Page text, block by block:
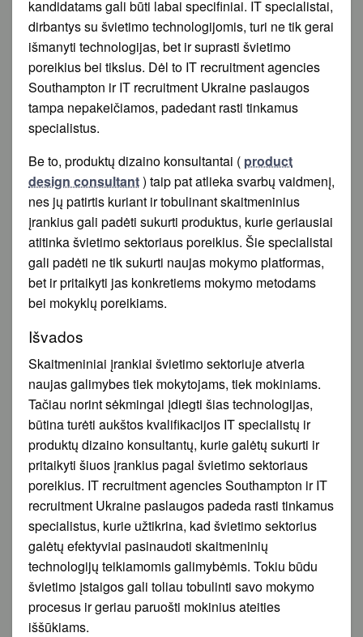
kandidatams gali būti labai specifiniai. IT specialistai,
dirbantys su švietimo technologijomis, turi ne tik gerai
išmanyti technologijas, bet ir suprasti švietimo
poreikius bei tikslus. Dėl to IT recruitment agencies
Southampton ir IT recruitment Ukraine paslaugos
tampa nepakeičiamos, padedant rasti tinkamus
specialistus.
Be to, produktų dizaino konsultantai ( product
design consultant) taip pat atlieka svarbų vaidmenį,
nes jų patirtis kuriant ir tobulinant skaitmeninius
įrankius gali padėti sukurti produktus, kurie geriausiai
atitinka švietimo sektoriaus poreikius. Šie specialistai
gali padėti ne tik sukurti naujas mokymo platformas,
bet ir pritaikyti jas konkretiems mokymo metodams
bei mokyklų poreikiams.
Išvados
Skaitmeniniai įrankiai švietimo sektoriuje atveria
naujas galimybes tiek mokytojams, tiek mokiniams.
Tačiau norint sėkmingai įdiegti šias technologijas,
būtina turėti aukštos kvalifikacijos IT specialistų ir
produktų dizaino konsultantų, kurie galėtų sukurti ir
pritaikyti šiuos įrankius pagal švietimo sektoriaus
poreikius. IT recruitment agencies Southampton ir IT
recruitment Ukraine paslaugos padeda rasti tinkamus
specialistus, kurie užtikrina, kad švietimo sektorius
galėtų efektyviai pasinaudoti skaitmeninių
technologijų teikiamomis galimybėmis. Tokiu būdu
švietimo įstaigos gali toliau tobulinti savo mokymo
procesus ir geriau paruošti mokinius ateities
iššūkiams.